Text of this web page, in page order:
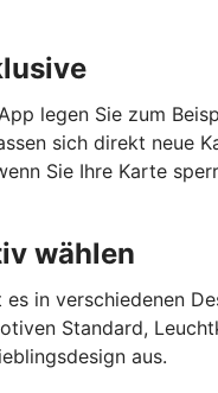
legen Sie zum
sich direkt neue
Sie Ihre Karte
wählen
in verschiedenen
Standard,
aus.